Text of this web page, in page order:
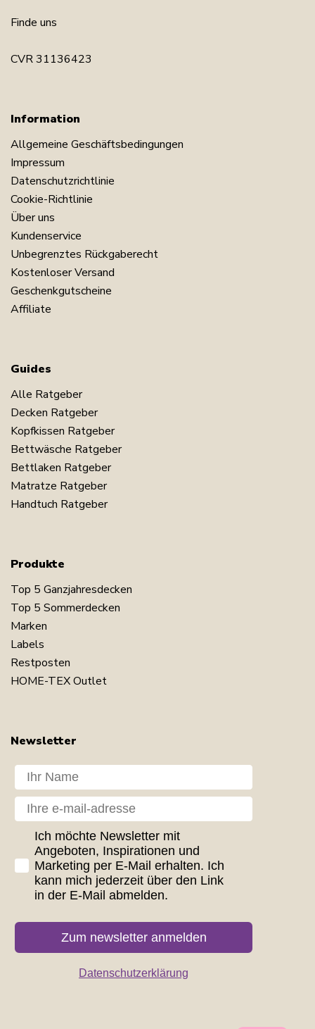
Finde uns
CVR 31136423
Information
Allgemeine Geschäftsbedingungen
Impressum
Datenschutzrichtlinie
Cookie-Richtlinie
Über uns
Kundenservice
Unbegrenztes Rückgaberecht
Kostenloser Versand
Geschenkgutscheine
Affiliate
Guides
Alle Ratgeber
Decken Ratgeber
Kopfkissen Ratgeber
Bettwäsche Ratgeber
Bettlaken Ratgeber
Matratze Ratgeber
Handtuch Ratgeber
Produkte
Top 5 Ganzjahresdecken
Top 5 Sommerdecken
Marken
Labels
Restposten
HOME-TEX Outlet
Newsletter
Dit navn
Din e-mail
GDPR consent
Ich möchte Newsletter mit
Angeboten, Inspirationen und
Marketing per E-Mail erhalten. Ich
kann mich jederzeit über den Link
in der E-Mail abmelden.
Zum newsletter anmelden
Datenschutzerklärung